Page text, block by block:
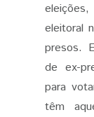
eleitoral
presos.
de ex-
para
têm